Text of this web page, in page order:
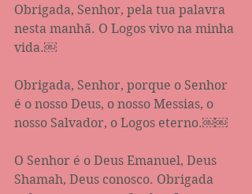
Obrigada, Senhor, pela tua palavra
nesta manhã. O Logos vivo na minha
vida.￼
Obrigada, Senhor, porque o Senhor
é o nosso Deus, o nosso Messias, o
nosso Salvador, o Logos eterno.￼￼
O Senhor é o Deus Emanuel, Deus
Shamah, Deus conosco. Obrigada